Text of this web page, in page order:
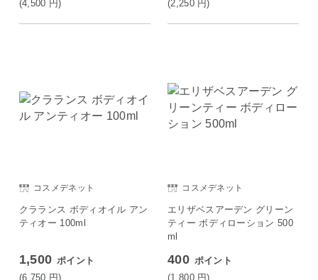
(4,500 円 ) (2,250 円 )
コスメデネット
クラランス ボディオイル アン
ティオー 100ml
1,500 ポイント
(6,750 円)
コスメデネット
エリザベスアーデン グリーン
ティー ボディローション 500
ml
400 ポイント
(1,800 円)